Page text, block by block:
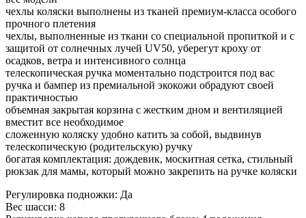
чехлы коляски выполнены из тканей премиум-класса особого
прочного плетения
чехлы, выполненные из ткани со специальной пропиткой и с
защитой от солнечных лучей UV50, уберегут кроху от
осадков, ветра и интенсивного солнца
телескопическая ручка моментально подстроится под вас
ручка и бампер из премиальной экокожи обрадуют своей
практичностью
объемная закрытая корзина с жестким дном и вентиляцией
вместит все необходимое
сложенную коляску удобно катить за собой, выдвинув
телескопическую (родительскую) ручку
богатая комплектация: дождевик, москитная сетка, стильный
рюкзак для мамы, который можно закрепить на ручке коляски
Регулировка подножки: Да
Вес шасси: 8